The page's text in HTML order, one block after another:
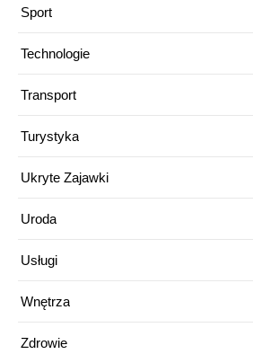
Sport
Technologie
Transport
Turystyka
Ukryte Zajawki
Uroda
Usługi
Wnętrza
Zdrowie